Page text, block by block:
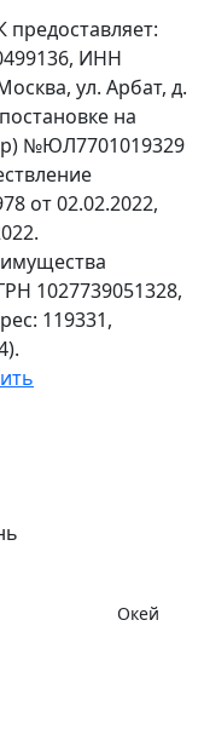
предоставляет:
ИНН
ул. Арбат, д.
на
№ЮЛ7701019329
от 02.02.2022,
1027739051328,
119331,
Окей